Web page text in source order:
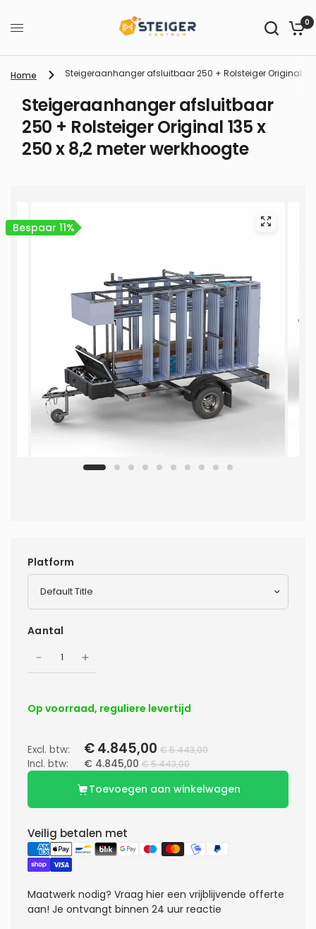
0
Home Steigeraanhanger afsluitbaar 250 + Rolsteiger Original
Steigeraanhanger afsluitbaar
250 + Rolsteiger Original 135 x
250 x 8,2 meter werkhoogte
Bespaar 11%
Platform
Aantal
Op voorraad, reguliere levertijd
Excl. btw: € 4.845,00 € 5.443,00
Incl. btw: € 4.845,00 € 5.443,00
Toevoegen aan winkelwagen
Veilig betalen met
Maatwerk nodig?Vraag hier een vrijblijvende offerte
aan! Je ontvangt binnen 24 uur reactie